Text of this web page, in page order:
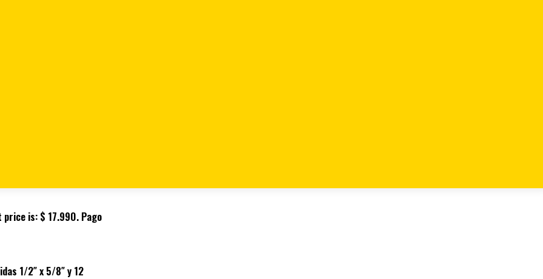
price is: $ 17.990.Pago
1/2″ x 5/8″ y12